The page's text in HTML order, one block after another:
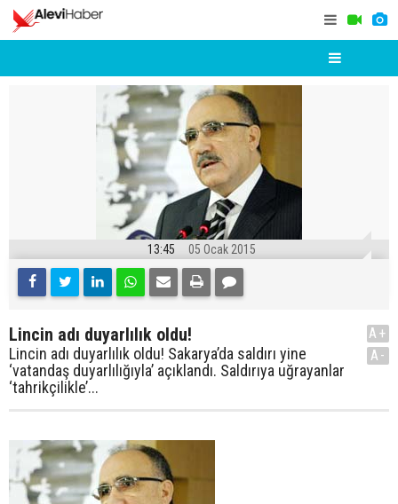
13:45 05 Ocak 2015
Lincin adı duyarlılık oldu!
Lincin adı duyarlılık oldu! Sakarya’da saldırı yine
‘vatandaş duyarlılığıyla’ açıklandı. Saldırıya uğrayanlar
‘tahrikçilikle’...
A+
A-